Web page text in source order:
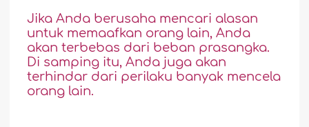
Jika Anda berusaha mencari alasan
untuk memaafkan orang lain, Anda
akan terbebas dari beban prasangka.
Di samping itu, Anda juga akan
terhindar dari perilaku banyak mencela
orang lain.